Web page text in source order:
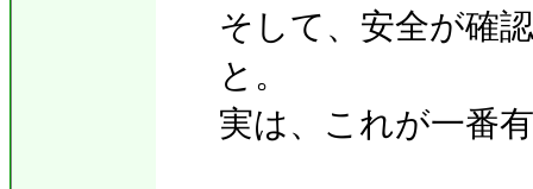
そして、安全が確
と。
実は、これが一番